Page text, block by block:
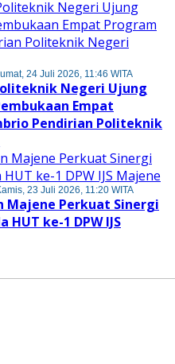
24 Juli 2026, 11:46 WITA
Negeri Ujung
Empat
Pendirian Politeknik
23 Juli 2026, 11:20 WITA
Majene Perkuat Sinergi
HUT ke-1 DPW IJS